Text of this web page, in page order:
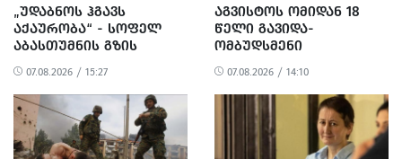
„ᲣᲓᲐᲑᲜᲝᲡ ᲰᲒᲐᲕᲡ
ᲐᲥᲐᲣᲠᲝᲑᲐ“ - ᲡᲝᲤᲔᲚ
ᲐᲑᲐᲡᲗᲣᲛᲜᲘᲡ ᲒᲖᲘᲡ
ᲠᲔᲐᲑᲘᲚᲘᲢᲐᲪᲘᲐ ᲓᲐ
ᲛᲝᲡᲐᲮᲚᲔᲝᲑᲘᲡ
ᲞᲠᲝᲢᲔᲡᲢᲘ
07.08.2026 / 15:27
ᲐᲒᲕᲘᲡᲢᲝᲡ ᲝᲛᲘᲓᲐᲜ 18
ᲬᲔᲚᲘ ᲒᲐᲕᲘᲓᲐ-
ᲝᲛᲑᲣᲓᲡᲛᲔᲜᲘ
ᲒᲐᲜᲪᲮᲐᲓᲔᲑᲐᲡ
ᲐᲕᲠᲪᲔᲚᲔᲑᲡ
07.08.2026 / 14:10